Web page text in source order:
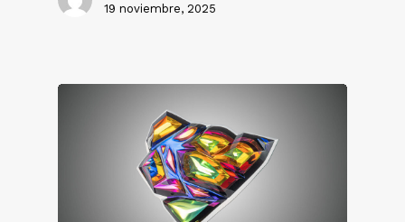
19 noviembre, 2025